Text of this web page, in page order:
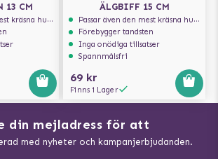
13 CM
hunden
ÄLGBIFF 15 CM
Passar även den mest kräsna hunden
Förebygger tandsten
Inga onödiga tillsatser
Spannmålsfri
69 kr
Finns i Lager
din mejladress för att
med nyheter och kampanjerbjudanden.